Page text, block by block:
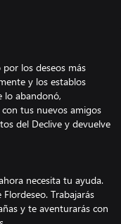
los deseos más
y los establos
lo abandonó,
tus nuevos amigos
del Declive y devuelve
necesita tu ayuda.
Trabajarás
y te aventurarás con